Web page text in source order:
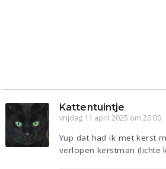
Kattentuintje
vrijdag 11 april 2025 om 20:00
Yup dat had ik met kerst
verlopen kerstman (lichte